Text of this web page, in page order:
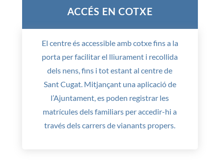
ACCÉS EN COTXE
El centre és accessible amb cotxe fins a la
porta per facilitar el lliurament i recollida
dels nens, fins i tot estant al centre de
Sant Cugat. Mitjançant una aplicació de
l’Ajuntament, es poden registrar les
matrícules dels familiars per accedir-hi a
través dels carrers de vianants propers.